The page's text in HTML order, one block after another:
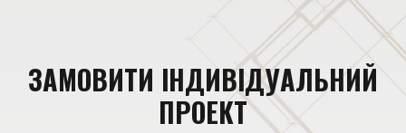
ЗАМОВИТИ ІНДИВІДУАЛЬНИЙ
ПРОЕКТ